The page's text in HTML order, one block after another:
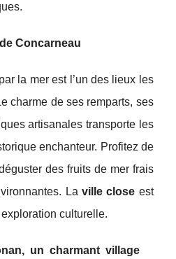
de Concarneau
la mer est l’un des lieux les
charme de ses remparts, ses
artisanales transporte les
enchanteur. Profitez de
des fruits de mer frais
La ville close est
culturelle.
, un charmant village